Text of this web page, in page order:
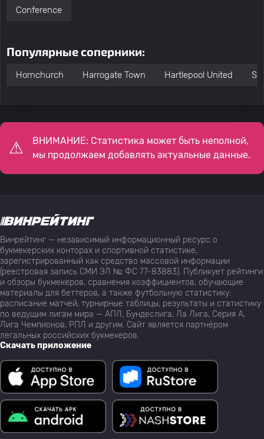
Conference
Популярные соперники:
Hornchurch Harrogate Town Hartlepool United
ВНИМАНИЕ: Статистика может быть неполной,
мы продолжаем добавлять актуальные данные.
Винрейтинг — независимый информационный ресурс о
букмекерских конторах и спортивной статистике,
зарегистрированный как средство массовой информации
(реестровая запись СМИ ЭЛ № ФС 77-83883). Публикует рейтинги
и обзоры букмекеров, сравнения коэффициентов, обучающие
материалы для беттеров, а также футбольную статистику:
расписание матчей, турнирные таблицы, результаты и статистику
по ведущим лигам мира — АПЛ, Бундеслига, Ла Лига, Серия А,
Лига Чемпионов, РПЛ и другим. Сайт является партнёром
легальных российских букмекеров.
Скачать приложение